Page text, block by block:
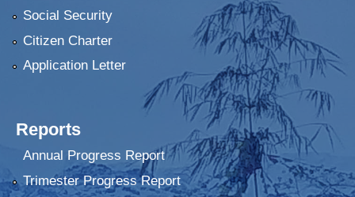
Social Security
Citizen Charter
Application Letter
Reports
Annual Progress Report
Trimester Progress Report